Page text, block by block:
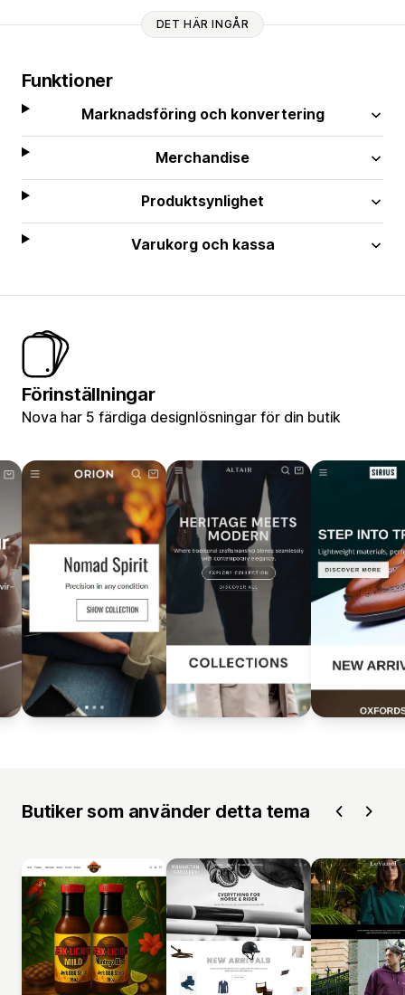
DET HÄR INGÅR
Funktioner
Marknadsföring och konvertering
Merchandise
Produktsynlighet
Varukorg och kassa
Förinställningar
Nova har 5 färdiga designlösningar för din butik
Butiker som använder detta tema